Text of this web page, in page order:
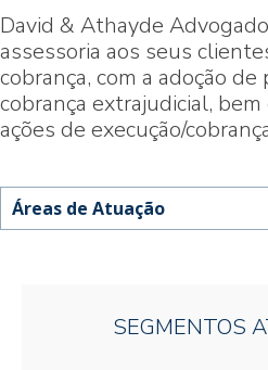
Áreas de Atuação